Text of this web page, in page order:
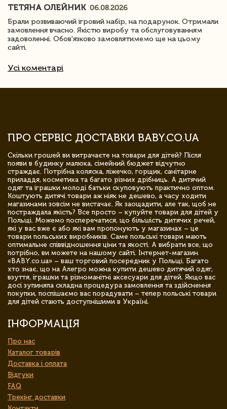
ТЕТЯНА ОЛЕЙНИК 06.08.2026
Брали розвиваючий ігровий набір, на подарунок. Отримали
замовлення вчасно. Якістю виробу та обслуговуванням
задоволенні. Обов'язково замовлятимемо ще на цьому
сайті.
Усі коментарі
ПРО СЕРВІС ДОСТАВКИ BABY.CO.UA
Скільки грошей ви витрачаєте на товари для дітей? Після
появи в будинку малюка, сімейний бюджет відчутно
страждає. Потрібна коляска, ліжечко, горщик, санітарне
приладдя, косметика та багато різних дрібниць. А дитячий
одяг та іграшки молоді батьки скуповують практично оптом.
Коштують дитячі товари аж ніяк не дешево, а часу ходити
магазинами зовсім не вистачає. Як заощадити, але так, щоб не
постраждала якість? Все просто – купуйте товари для дітей у
Польщі. Можемо посперечатися, що більшість дитячих речей,
які у вас вже є або які вам пропонують у магазинах – це
товари польських виробників. Саме польські товари мають
оптимальне співвідношення ціни та якості. А вибрати все, що
потрібно, ви можете на нашому сайті. Інтернет-магазин
«BABY.co.ua» – ваш торговий посередник у Польщі. Багато
хто знає, що на Алегро можна купити дешево дитячий одяг,
взуття, іграшки та різноманітні аксесуари для дітей. Якщо вас
досі зупиняла складна процедура замовлення та здійснення
покупки, поспішаємо вас порадувати – тепер польські товари
для дітей стають доступнішими в Україні.
ІНФОРМАЦІЯ
Про нас
Каталог товарів
Доставка і оплата
Відгуки
FAQ
Трекінг доставки